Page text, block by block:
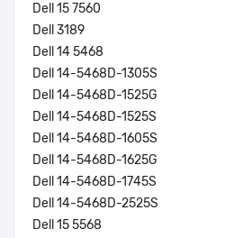
Dell 15 7560
Dell 3189
Dell 14 5468
Dell 14-5468D-1305S
Dell 14-5468D-1525G
Dell 14-5468D-1525S
Dell 14-5468D-1605S
Dell 14-5468D-1625G
Dell 14-5468D-1745S
Dell 14-5468D-2525S
Dell 15 5568